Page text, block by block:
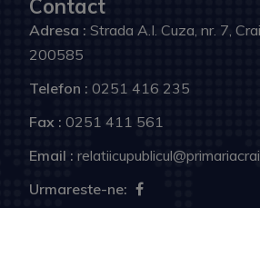
Contact
Adresa : Strada A.I. Cuza, nr. 7,
200585
Telefon : 0251 416 235
Fax : 0251 411 561
Email :
Urmareste-ne: